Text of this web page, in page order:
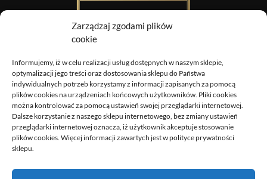
Zarządzaj zgodami plików
cookie
Informujemy, iż w celu realizacji usług dostępnych w naszym sklepie,
optymalizacji jego treści oraz dostosowania sklepu do Państwa
indywidualnych potrzeb korzystamy z informacji zapisanych za pomocą
plików cookies na urządzeniach końcowych użytkowników. Pliki cookies
można kontrolować za pomocą ustawień swojej przeglądarki internetowej.
Dalsze korzystanie z naszego sklepu internetowego, bez zmiany ustawień
przeglądarki internetowej oznacza, iż użytkownik akceptuje stosowanie
plików cookies. Więcej informacji zawartych jest w polityce prywatności
sklepu.
Obrazy Sztuki
DOSTAWA
ZWROTY I REKLAMACJE
REGULAMIN
POLITYKA PRYWATNOŚCI